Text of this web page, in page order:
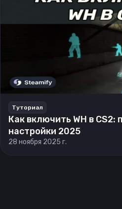
Туториал
Как включить WH в CS2:
настройки 2025
28 ноября 2025 г.